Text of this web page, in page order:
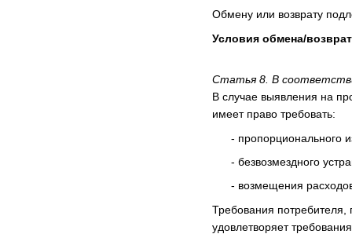
Обмену или возврату
Условия обмена/
Статья 8. В
В случае выявления на
имеет право требовать:
- пропорционального
- безвозмездного
- возмещения расходов
Требования потребителя,
удовлетворяет